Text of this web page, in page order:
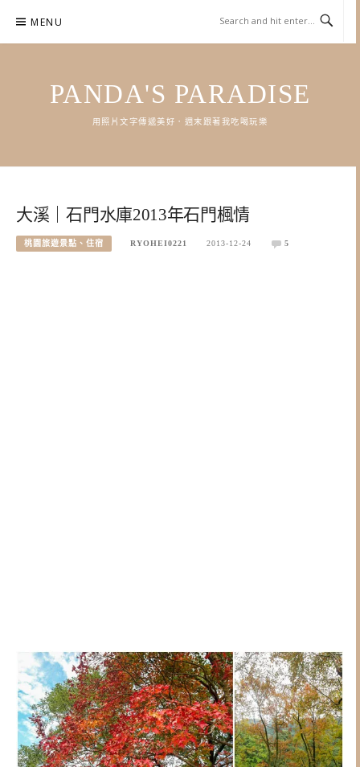
content
MENU
PANDA'S PARADISE
用照片文字傳遞美好．週末跟著我吃喝玩樂
大溪｜石門水庫2013年石門楓情
桃園旅遊景點、住宿 RYOHEI0221 2013-12-24 5